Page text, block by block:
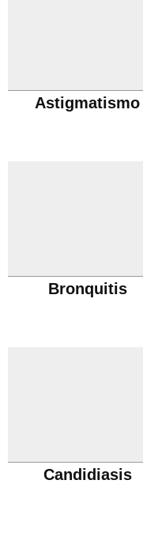
Astigmatismo
Bronquitis
Candidiasis